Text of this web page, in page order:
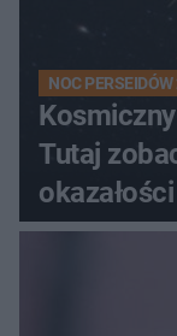
NOC
Tutaj
okazałości